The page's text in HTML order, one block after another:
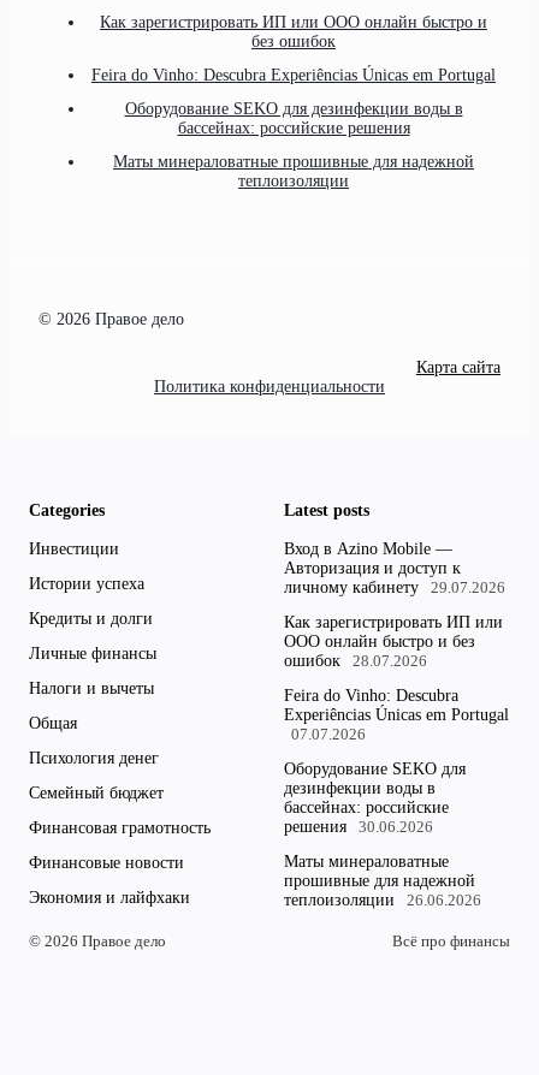
Как зарегистрировать ИП или ООО онлайн быстро и
без ошибок
Feira do Vinho: Descubra Experiências Únicas em Portugal
Оборудование SEKO для дезинфекции воды в
бассейнах: российские решения
Маты минераловатные прошивные для надежной
теплоизоляции
© 2026 Правое дело
Карта сайта
Политика конфиденциальности
Categories
Инвестиции
Истории успеха
Кредиты и долги
Личные финансы
Налоги и вычеты
Общая
Психология денег
Семейный бюджет
Финансовая грамотность
Финансовые новости
Экономия и лайфхаки
Latest posts
Вход в Azino Mobile —
Авторизация и доступ к
личному кабинету
29.07.2026
Как зарегистрировать ИП или
ООО онлайн быстро и без
ошибок
28.07.2026
Feira do Vinho: Descubra
Experiências Únicas em Portugal
07.07.2026
Оборудование SEKO для
дезинфекции воды в
бассейнах: российские
решения
30.06.2026
Маты минераловатные
прошивные для надежной
теплоизоляции
26.06.2026
© 2026 Правое дело Всё про финансы